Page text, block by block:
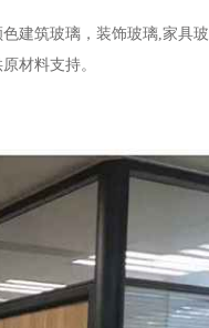
建筑玻璃，装饰玻璃,家具玻
材料支持。